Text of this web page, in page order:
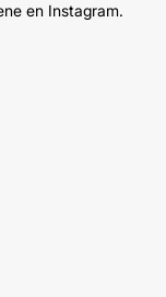
en Instagram.